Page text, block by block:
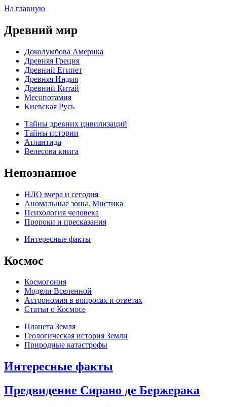
На главную
Древний мир
Доколумбова Америка
Древняя Греция
Древний Египет
Древняя Индия
Древний Китай
Месопотамия
Киевская Русь
Тайны древних цивилизаций
Тайны истории
Атлантида
Велесова книга
Непознанное
НЛО вчера и сегодня
Аномальные зоны. Мистика
Психология человека
Пророки и пресказания
Интересные факты
Космос
Космогония
Модели Вселенной
Астрономия в вопросах и ответах
Cтатьи о Космосе
Планета Земля
Геологическая история Земли
Природные катастрофы
Интересные факты
Предвидение Сирано де Бержерака